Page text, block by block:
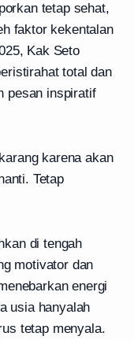
tetap sehat,
faktor kekentalan
Kak Seto
total dan
pesan inspiratif
karena akan
Tetap
di tengah
motivator dan
energi
usia hanyalah
tetap menyala.